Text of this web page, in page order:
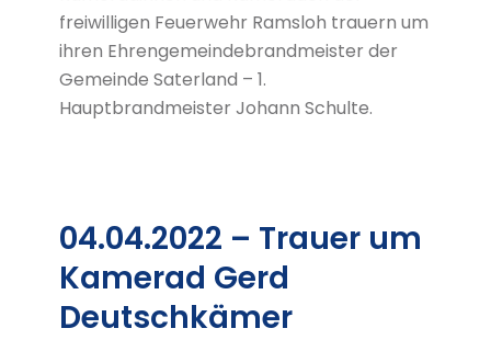
freiwilligen Feuerwehr Ramsloh trauern um
ihren Ehrengemeindebrandmeister der
Gemeinde Saterland – 1.
Hauptbrandmeister Johann Schulte.
04.04.2022 – Trauer um
Kamerad Gerd
Deutschkämer